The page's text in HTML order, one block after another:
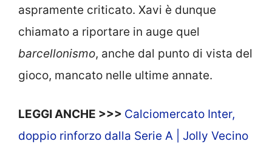
aspramente criticato. Xavi è dunque
chiamato a riportare in auge quel
barcellonismo, anche dal punto di vista del
gioco, mancato nelle ultime annate.
LEGGI ANCHE >>> Calciomercato Inter,
doppio rinforzo dalla Serie A | Jolly Vecino